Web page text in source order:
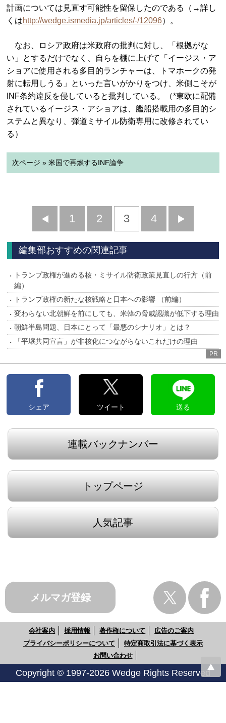
計画については見直す可能性を留保したのである（→詳し
くはhttp://wedge.ismedia.jp/articles/-/12096）。
なお、ロシア政府は米政府の批判に対し、「根拠がな
い」とするだけでなく、自らを棚に上げて「イージス・ア
ショアに使用される多目的ランチャーは、トマホークの発
射に転用しうる」といった言いがかりをつけ、米側こそが
INF条約違反を侵していると批判している。（*東欧に配備
されているイージス・アショアは、艦船搭載用の多目的シ
ステムと異なり、弾道ミサイル防衛専用に改修されてい
る）
次ページ » 米国で再燃するINF論争
前
へ
1 2 3 4
へ
編集部おすすめの関連記事
トランプ政権が進める核・ミサイル防衛政策見直しの行方（前
編）
トランプ政権の新たな核戦略と日本への影響 （前編）
変わらない北朝鮮を前にしても、米韓の脅威認識が低下する理由
朝鮮半島問題、日本にとって「最悪のシナリオ」とは？
「平壌共同宣言」が非核化につながらないこれだけの理由
PR
シェア ツイート 送る
連載バックナンバー
トップページ
人気記事
メルマガ登録
会社案内 採用情報 著作権について
広告のご案内
プライバシーポリシーについて
特定商取引法に基づく表示
お問い合わせ
Copyright © 1997-2026 Wedge Rights Reserved